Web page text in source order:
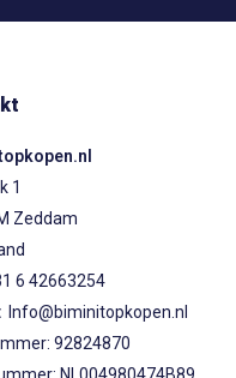
1
Zeddam
6 42663254
Info@biminitopkopen.nl
92824870